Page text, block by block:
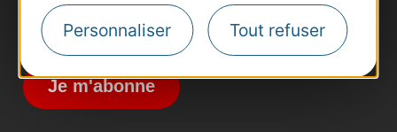
Personnaliser Tout refuser
Inscrivez-vous à la lettre d'information
Destination Occitanie pour recevoir des
suggestions de séjours, de visites et de sorties.
Je m'abonne